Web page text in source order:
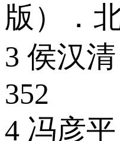
版）．
3 侯汉
352
4 冯彦